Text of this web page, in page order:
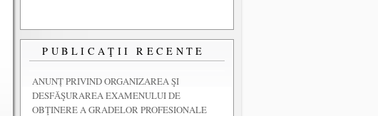
PUBLICAŢII RECENTE
ANUNȚ PRIVIND ORGANIZAREA ŞI
DESFĂŞURAREA EXAMENULUI DE
OBŢINERE A GRADELOR PROFESIONALE